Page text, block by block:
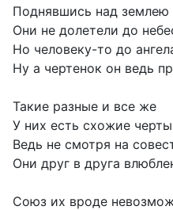
Поднявшись над землею
Они не долетели до
Но человеку-то до
Ну а чертенок он ведь
Такие разные и все же
У них есть схожие
Ведь не смотря на
Они друг в друга
Союз их вроде